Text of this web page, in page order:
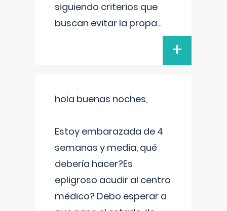
siguiendo criterios que
buscan evitar la propa...
+
hola buenas noches,
Estoy embarazada de 4
semanas y media, qué
debería hacer?Es
epligroso acudir al centro
médico? Debo esperar a